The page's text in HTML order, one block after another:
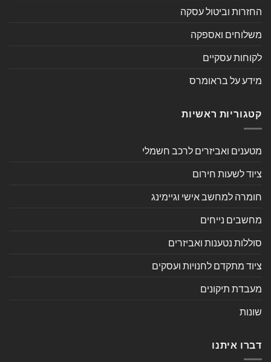
החזרות וביטול עסקה
משלוחים ואספקה
לקוחות עסקיים
מידע על בראומרס
קטגוריות ראשיות
מטענים ואביזרים לרכב חשמלי
ציוד לשעות חירום
חומרה למחשב אישי וגיימינג
מחשבים נייחים
סוללות נטענות ואביזרים
ציוד מתקדם לחנויות ועסקים
מעבדת תיקונים
שונות
דברו איתנו